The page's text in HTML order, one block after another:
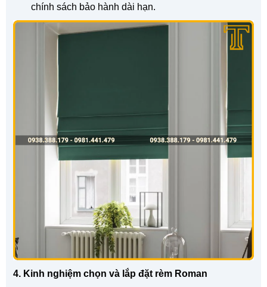
chính sách bảo hành dài hạn.
4. Kinh nghiệm chọn và lắp đặt rèm Roman